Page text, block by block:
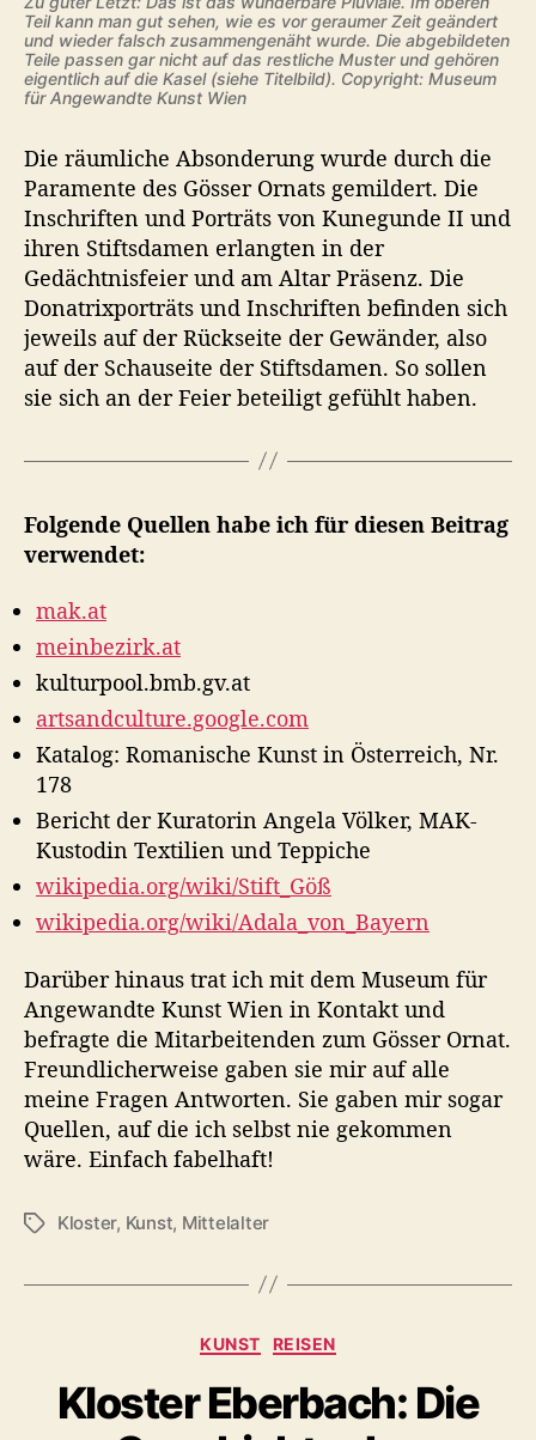
Teil kann man gut sehen, wie es vor geraumer Zeit geändert
und wieder falsch zusammengenäht wurde. Die abgebildeten
Teile passen gar nicht auf das restliche Muster und gehören
eigentlich auf die Kasel (siehe Titelbild). Copyright: Museum
für Angewandte Kunst Wien
Die räumliche Absonderung wurde durch die
Paramente des Gösser Ornats gemildert. Die
Inschriften und Porträts von Kunegunde II und
ihren Stiftsdamen erlangten in der
Gedächtnisfeier und am Altar Präsenz. Die
Donatrixporträts und Inschriften befinden sich
jeweils auf der Rückseite der Gewänder, also
auf der Schauseite der Stiftsdamen. So sollen
sie sich an der Feier beteiligt gefühlt haben.
Folgende Quellen habe ich für diesen Beitrag
verwendet:
mak.at
meinbezirk.at
kulturpool.bmb.gv.at
artsandculture.google.com
Katalog: Romanische Kunst in Österreich, Nr.
178
Bericht der Kuratorin Angela Völker, MAK-
Kustodin Textilien und Teppiche
wikipedia.org/wiki/Stift_Göß
wikipedia.org/wiki/Adala_von_Bayern
Darüber hinaus trat ich mit dem Museum für
Angewandte Kunst Wien in Kontakt und
befragte die Mitarbeitenden zum Gösser Ornat.
Freundlicherweise gaben sie mir auf alle
meine Fragen Antworten. Sie gaben mir sogar
Quellen, auf die ich selbst nie gekommen
wäre. Einfach fabelhaft!
S
Kloster, Kunst, Mittelalter
K
t
e
KUNST REISEN
Kloster Eberbach: Die